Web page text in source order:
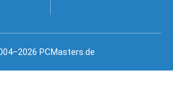
PCMasters.de